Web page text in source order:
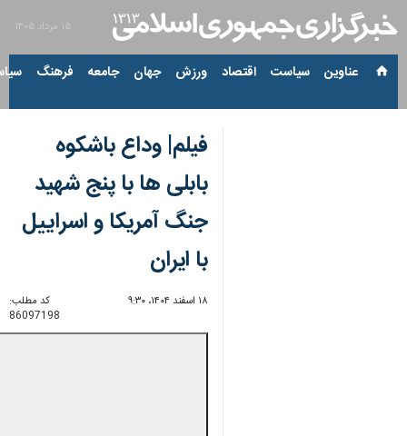
۱۵ مرداد ۱۴۰۵
عناوین‌ سیاست اقتصاد ورزش جهان جامعه فرهنگ
فیلم| وداع باشکوه
بابلی ها با پنج شهید
جنگ آمریکا و اسراییل
با ایران
۱۸ اسفند ۱۴۰۴، ۹:۳۰
کد مطلب:
86097198